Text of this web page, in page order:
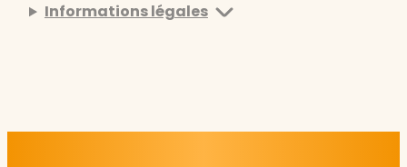
Informations légales